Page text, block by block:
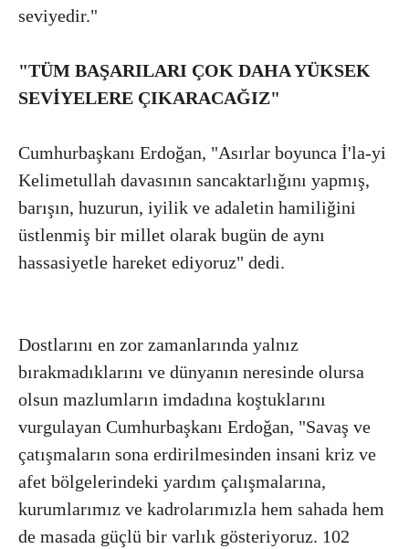
seviyedir."
"TÜM BAŞARILARI ÇOK DAHA YÜKSEK
SEVİYELERE ÇIKARACAĞIZ"
Cumhurbaşkanı Erdoğan, "Asırlar boyunca İ'la-yi
Kelimetullah davasının sancaktarlığını yapmış,
barışın, huzurun, iyilik ve adaletin hamiliğini
üstlenmiş bir millet olarak bugün de aynı
hassasiyetle hareket ediyoruz" dedi.
Dostlarını en zor zamanlarında yalnız
bırakmadıklarını ve dünyanın neresinde olursa
olsun mazlumların imdadına koştuklarını
vurgulayan Cumhurbaşkanı Erdoğan, "Savaş ve
çatışmaların sona erdirilmesinden insani kriz ve
afet bölgelerindeki yardım çalışmalarına,
kurumlarımız ve kadrolarımızla hem sahada hem
de masada güçlü bir varlık gösteriyoruz. 102